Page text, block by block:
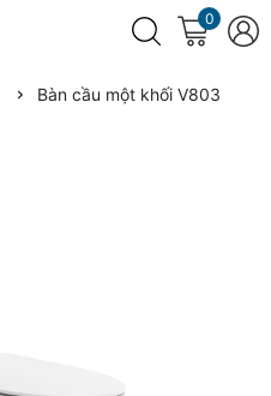
0
Bàn cầu một khối V803